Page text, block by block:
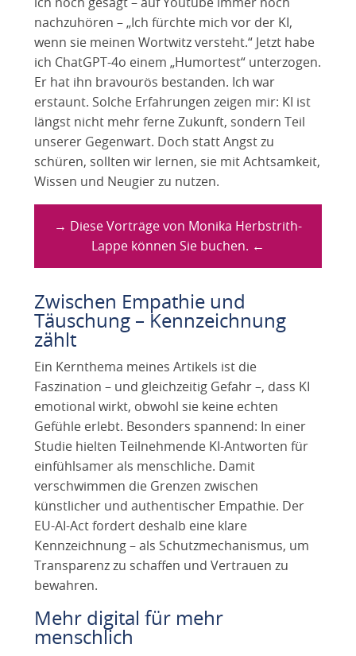
nachzuhören – „Ich fürchte mich vor der KI,
wenn sie meinen Wortwitz versteht.“ Jetzt habe
ich ChatGPT-4o einem „Humortest“ unterzogen.
Er hat ihn bravourös bestanden. Ich war
erstaunt. Solche Erfahrungen zeigen mir: KI ist
längst nicht mehr ferne Zukunft, sondern Teil
unserer Gegenwart. Doch statt Angst zu
schüren, sollten wir lernen, sie mit Achtsamkeit,
Wissen und Neugier zu nutzen.
→ Diese Vorträge von Monika Herbstrith-
Lappe können Sie buchen. ←
Zwischen Empathie und
Täuschung – Kennzeichnung
zählt
Ein Kernthema meines Artikels ist die
Faszination – und gleichzeitig Gefahr –, dass KI
emotional wirkt, obwohl sie keine echten
Gefühle erlebt. Besonders spannend: In einer
Studie hielten Teilnehmende KI-Antworten für
einfühlsamer als menschliche. Damit
verschwimmen die Grenzen zwischen
künstlicher und authentischer Empathie. Der
EU-AI-Act fordert deshalb eine klare
Kennzeichnung – als Schutzmechanismus, um
Transparenz zu schaffen und Vertrauen zu
bewahren.
Mehr digital für mehr
menschlich